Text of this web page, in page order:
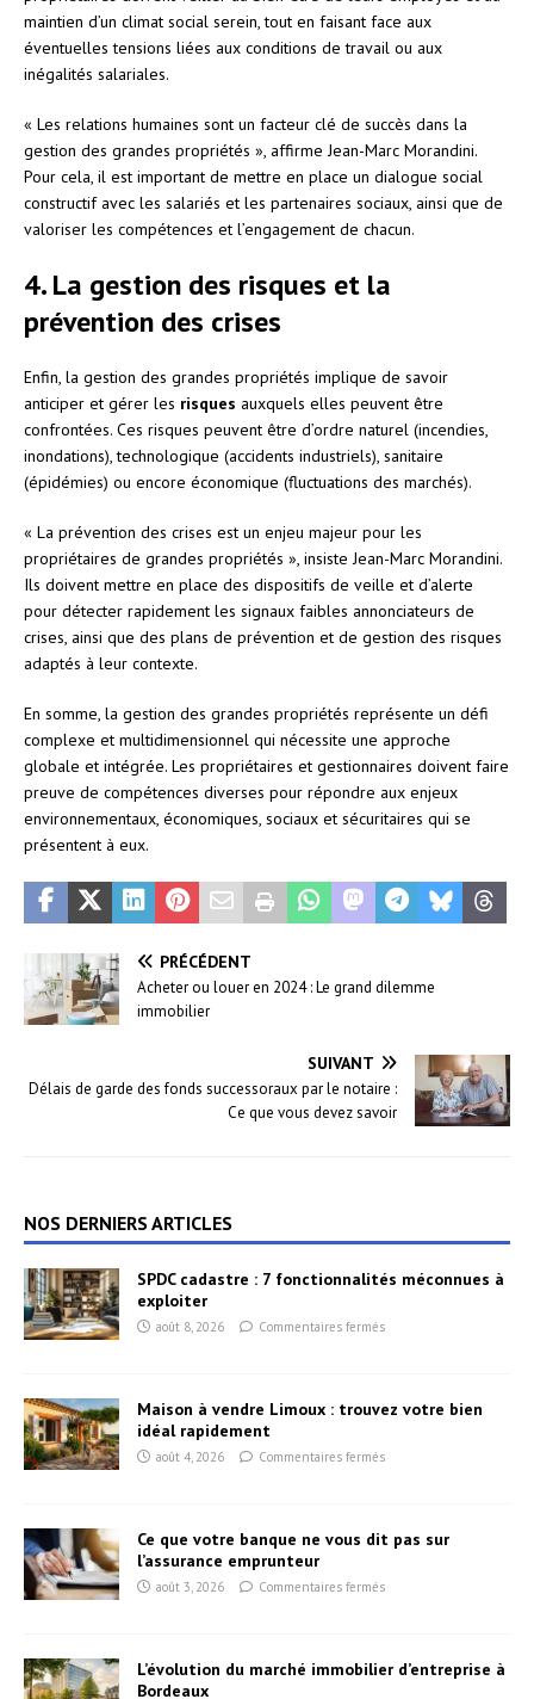
maintien d’un climat social serein, tout en faisant face aux
éventuelles tensions liées aux conditions de travail ou aux
inégalités salariales.
« Les relations humaines sont un facteur clé de succès dans la
gestion des grandes propriétés », affirme Jean-Marc Morandini.
Pour cela, il est important de mettre en place un dialogue social
constructif avec les salariés et les partenaires sociaux, ainsi que de
valoriser les compétences et l’engagement de chacun.
4. La gestion des risques et la
prévention des crises
Enfin, la gestion des grandes propriétés implique de savoir
anticiper et gérer les risques auxquels elles peuvent être
confrontées. Ces risques peuvent être d’ordre naturel (incendies,
inondations), technologique (accidents industriels), sanitaire
(épidémies) ou encore économique (fluctuations des marchés).
« La prévention des crises est un enjeu majeur pour les
propriétaires de grandes propriétés », insiste Jean-Marc Morandini.
Ils doivent mettre en place des dispositifs de veille et d’alerte
pour détecter rapidement les signaux faibles annonciateurs de
crises, ainsi que des plans de prévention et de gestion des risques
adaptés à leur contexte.
En somme, la gestion des grandes propriétés représente un défi
complexe et multidimensionnel qui nécessite une approche
globale et intégrée. Les propriétaires et gestionnaires doivent faire
preuve de compétences diverses pour répondre aux enjeux
environnementaux, économiques, sociaux et sécuritaires qui se
présentent à eux.
PRÉCÉDENT
Acheter ou louer en 2024 : Le grand dilemme
immobilier
SUIVANT
Délais de garde des fonds successoraux par le notaire :
Ce que vous devez savoir
NOS DERNIERS ARTICLES
SPDC cadastre : 7 fonctionnalités méconnues à
exploiter
août 8, 2026 Commentaires fermés
Maison à vendre Limoux : trouvez votre bien
idéal rapidement
août 4, 2026 Commentaires fermés
Ce que votre banque ne vous dit pas sur
l’assurance emprunteur
août 3, 2026 Commentaires fermés
L’évolution du marché immobilier d’entreprise à
Bordeaux